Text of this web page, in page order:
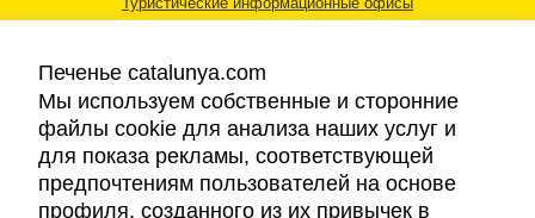
Правовая информация
Печенье catalunya.com
Мы используем собственные и сторонние
файлы cookie для анализа наших услуг и
для показа рекламы, соответствующей
предпочтениям пользователей на основе
профиля, созданного из их привычек в